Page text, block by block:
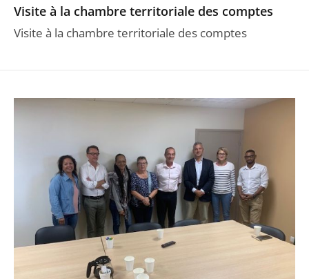
Visite à la chambre territoriale des comptes
Visite à la chambre territoriale des comptes